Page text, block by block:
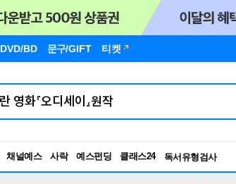
DVD/BD 문구/GIFT 티켓
채널예스 사락 예스펀딩 클래스24
독서유형검사
RBTI Lab